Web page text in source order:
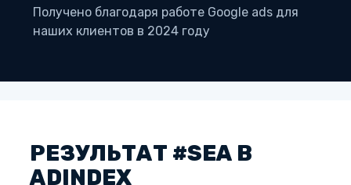
Получено благодаря работе Google ads для
наших клиентов в 2024 году
РЕЗУЛЬТАТ #SEA В
ADINDEX